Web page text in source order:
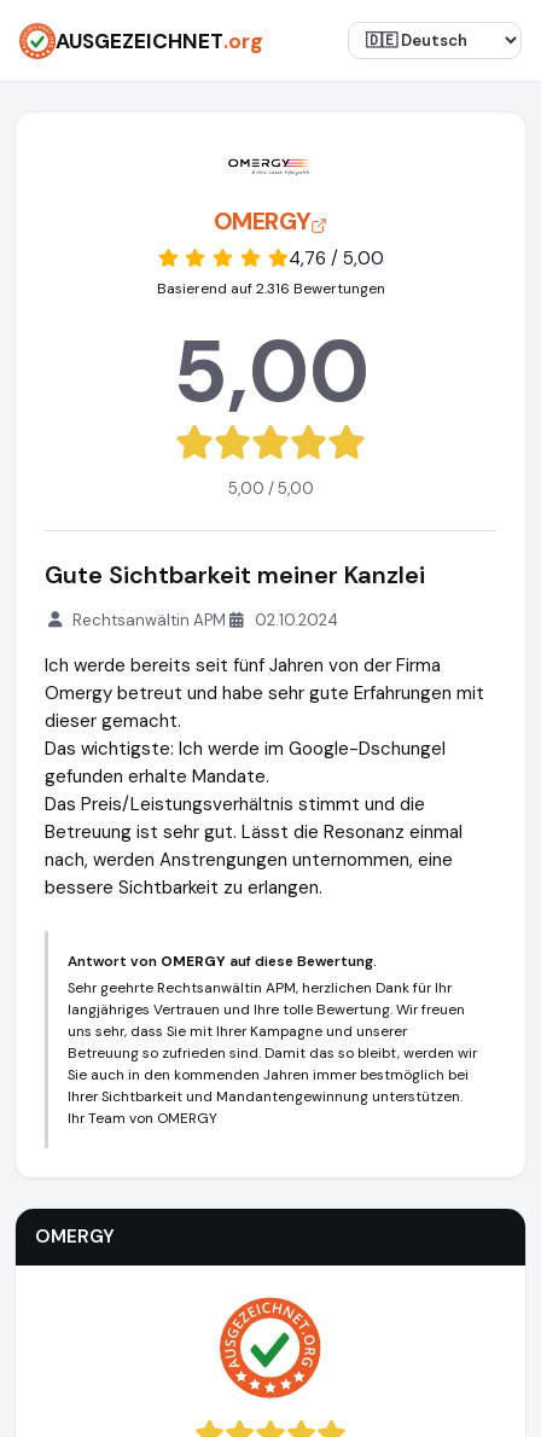
AUSGEZEICHNET.org
OMERGY
4,76 / 5,00
Basierend auf 2.316 Bewertungen
5,00
5,00 / 5,00
Gute Sichtbarkeit meiner Kanzlei
Rechtsanwältin APM 02.10.2024
Ich werde bereits seit fünf Jahren von der Firma
Omergy betreut und habe sehr gute Erfahrungen mit
dieser gemacht.
Das wichtigste: Ich werde im Google-Dschungel
gefunden erhalte Mandate.
Das Preis/Leistungsverhältnis stimmt und die
Betreuung ist sehr gut. Lässt die Resonanz einmal
nach, werden Anstrengungen unternommen, eine
bessere Sichtbarkeit zu erlangen.
Antwort von OMERGY auf diese Bewertung.
Sehr geehrte Rechtsanwältin APM, herzlichen Dank für Ihr
langjähriges Vertrauen und Ihre tolle Bewertung. Wir freuen
uns sehr, dass Sie mit Ihrer Kampagne und unserer
Betreuung so zufrieden sind. Damit das so bleibt, werden wir
Sie auch in den kommenden Jahren immer bestmöglich bei
Ihrer Sichtbarkeit und Mandantengewinnung unterstützen.
Ihr Team von OMERGY
OMERGY